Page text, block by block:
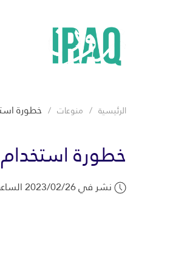
الرئيسية منوعات خطورة
خطورة استخدام
نشر في 2023/02/26 الساعة 3:01 م